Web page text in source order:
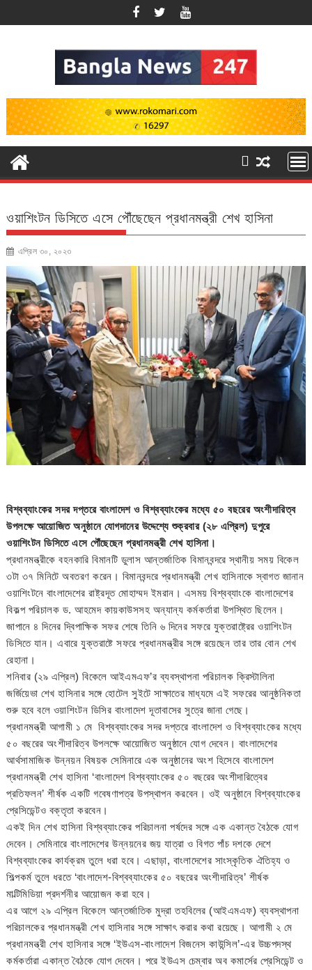
to
ওয়াশিংটন ডিসিতে এসে পৌঁছেছেন প্রধানমন্ত্রী শেখ হাসিনা
এপ্রিল ৩০, ২০২৩
বিশ্বব্যাংকের সদর দপ্তরে বাংলাদেশ ও বিশ্বব্যাংকের মধ্যে ৫০ বছরের অংশীদারিত্ব
উপলক্ষে আয়োজিত অনুষ্ঠানে যোগদানের উদ্দেশ্যে শুক্রবার (২৮ এপ্রিল) দুপুরে
ওয়াশিংটন ডিসিতে এসে পৌঁছেছেন প্রধানমন্ত্রী শেখ হাসিনা।
প্রধানমন্ত্রীকে বহনকারি বিমানটি ডুলাস আন্তর্জাতিক বিমানবন্দরে স্থানীয় সময় বিকেল
৩টা ৩৭ মিনিটে অবতরণ করেন। বিমানবন্দরে প্রধানমন্ত্রী শেখ হাসিনাকে স্বাগত জানান
ওয়াশিংটনে বাংলাদেশের রাষ্ট্রদূত মোহাম্মদ ইমরান। এসময় বিশ্বব্যাংকে বাংলাদেশের
বিকল্প পরিচালক ড. আহমেদ কায়কাউসসহ অন্যান্য কর্মকর্তারা উপস্থিত ছিলেন।
জাপানে ৪ দিনের দ্বিপাক্ষিক সফর শেষে তিনি ৬ দিনের সফরে যুক্তরাষ্ট্রের ওয়াশিংটন
ডিসিতে যান। এবারে যুক্তরাষ্টে সফরে প্রধানমন্ত্রীর সঙ্গে রয়েছেন তার তার বোন শেখ
রেহানা।
শনিবার (২৯ এপ্রিল) বিকেলে আইএমএফ’র ব্যবস্থাপনা পরিচালক ক্রিস্টালিনা
জর্জিয়েভা শেখ হাসিনার সঙ্গে হোটেল সুইটে সাক্ষাতের মাধ্যমে এই সফরের আনুষ্ঠনিকতা
শুরু হবে বলে ওয়াশিংটন ডিসির বাংলাদেশ দূতাবাসের সুত্রে জানা গেছে।
প্রধানমন্ত্রী আগামী ১ মে বিশ্বব্যাংকের সদর দপ্তরে বাংলাদেশ ও বিশ্বব্যাংকের মধ্যে
৫০ বছরের অংশীদারিত্ব উপলক্ষে আয়োজিত অনুষ্ঠানে যোগ দেবেন। বাংলাদেশের
আর্থসামাজিক উন্নয়ন বিষয়ক সেমিনারে এক অনুষ্ঠানের অংশ হিসেবে বাংলাদেশ
প্রধানমন্ত্রী শেখ হাসিনা ‘বাংলাদেশ বিশ্বব্যাংকের ৫০ বছরের অংশীদারিত্বের
প্রতিফলন’ শীর্ষক একটি গবেষণাপত্র উপস্থাপন করবেন। ওই অনুষ্ঠানে বিশ্বব্যাংকের
প্রেসিডেন্টও বক্তৃতা করবেন।
একই দিন শেখ হাসিনা বিশ্বব্যাংকের পরিচালনা পর্ষদের সঙ্গে এক একান্ত বৈঠকে যোগ
দেবেন। সেমিনারে বাংলাদেশের উন্নয়নের জয় যাত্রা ও বিগত পাঁচ দশকে দেশে
বিশ্বব্যাংকের কার্যক্রম তুলে ধরা হবে। এছাড়া, বাংলাদেশের সাংস্কৃতিক ঐতিহ্য ও
শিল্পকর্ম তুলে ধরতে ‘বাংলাদেশ-বিশ্বব্যাংকের ৫০ বছরের অংশীদারিত্ব’ শীর্ষক
মাল্টিমিডিয়া প্রদর্শনীর আয়োজন করা হবে।
এর আগে ২৯ এপ্রিল বিকেলে আন্তর্জাতিক মুদ্রা তহবিলের (আইএমএফ) ব্যবস্থাপনা
পরিচালকের প্রধানমন্ত্রী শেখ হাসিনার সঙ্গে সাক্ষাৎ করার কথা রয়েছে। আগামী ২ মে
প্রধানমন্ত্রী শেখ হাসিনার সঙ্গে ‘ইউএস-বাংলাদেশ বিজনেস কাউন্সিল’-এর উচ্চপদস্থ
কর্মকর্তারা একান্ত বৈঠকে যোগ দেবেন। পরে ইউএস চেম্বার অব কমার্সের প্রেসিডেন্ট ও